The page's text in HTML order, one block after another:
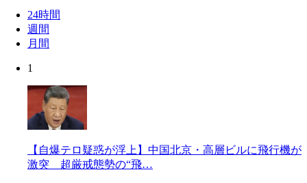
24時間
週間
月間
1
【自爆テロ疑惑が浮上】中国北京・高層ビルに飛行機が
激突 超厳戒態勢の“飛…